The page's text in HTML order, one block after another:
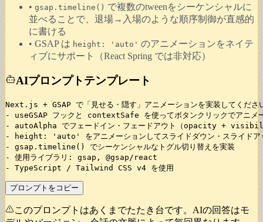
• gsap.timeline() で複数のtweenをシーケンシャルに
並べることで、退場→入場のような順序制御が直感的
に書ける
• GSAP は height: 'auto' のアニメーションをネイテ
ィブにサポート（React Spring では非対応）
AIプロンプトテンプレート
Next.js + GSAP で「見せる・隠す」アニメーションを実装してくださ
- useGSAP フックと contextSafe を使ってボタンクリックでアニメ
- autoAlpha でフェードイン・フェードアウト（opacity +
- height: 'auto' をアニメーションしてスライドダウン・スライドア
- gsap.timeline() でシーケンシャルなトグル切り替えを実装
- 使用ライブラリ: gsap, @gsap/react
- TypeScript / Tailwind CSS v4 を使用
プロンプトをコピー
このプロンプトはあくまでたたき台です。AIの回答はモ